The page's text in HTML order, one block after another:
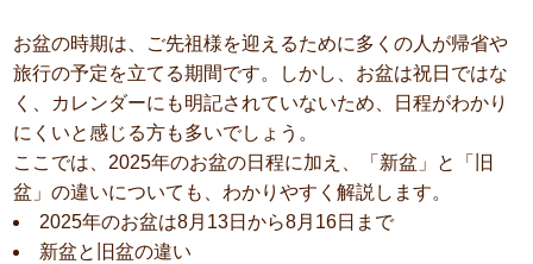
お盆の時期は、ご先祖様を迎えるために多くの人が帰省や
旅行の予定を立てる期間です。しかし、お盆は祝日ではな
く、カレンダーにも明記されていないため、日程がわかり
にくいと感じる方も多いでしょう。
ここでは、2025年のお盆の日程に加え、「新盆」と「旧
盆」の違いについても、わかりやすく解説します。
2025年のお盆は8月13日から8月16日まで
新盆と旧盆の違い